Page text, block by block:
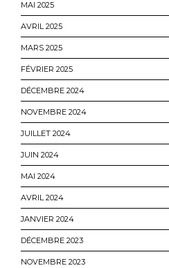
MAI 2025
AVRIL 2025
MARS 2025
FÉVRIER 2025
DÉCEMBRE 2024
NOVEMBRE 2024
JUILLET 2024
JUIN 2024
MAI 2024
AVRIL 2024
JANVIER 2024
DÉCEMBRE 2023
NOVEMBRE 2023